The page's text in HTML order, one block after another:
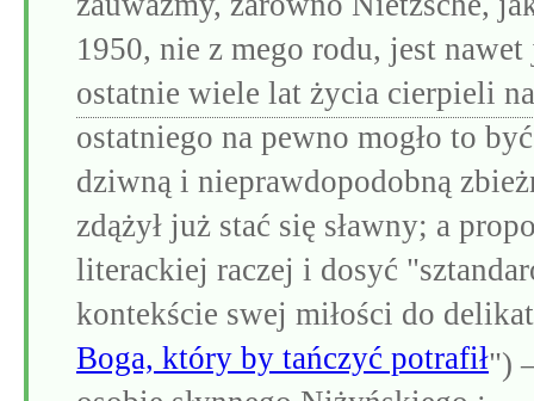
1950, nie z mego rodu, jest
ostatnie wiele lat życia cierpieli
ostatniego na pewno mogło to
dziwną i nieprawdopodobną
zdążył już stać się sławny; a
literackiej raczej i dosyć
kontekście swej miłości do
Boga, który by tańczyć potrafił")